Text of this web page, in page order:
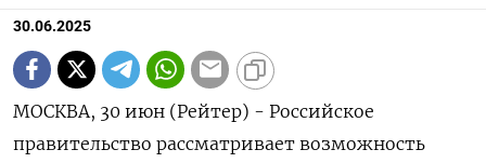
30.06.2025
МОСКВА, 30 июн (Рейтер) - Российское
правительство рассматривает возможность